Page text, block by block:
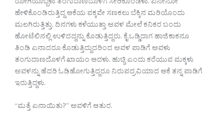
ರೋಗಿಯೊಬ್ಬಳು ತಂಗುದಾಣದೊಳಗೆ ಸೇರಿಕೊಂಡಳು. ಏನೇನೋ
ಹೇಳಿಕೊಂಡಿರುತ್ತಿದ್ದ ಆಕೆಯ ಪಕ್ಕವೇ ಸಣಕಲು ಬೆಕ್ಕಿನ ಮರಿಯೊಂದು
ಮಲಗಿರುತ್ತಿತ್ತು. ದಿನಗಳು ಕಳೆಯುತ್ತಾ ಅವಳ ಮೇಲೆ ಕನಿಕರ ಬಂದು
ಹೋಟೆಲಿನಲ್ಲಿ ಉಳಿದದ್ದನ್ನು ಕೊಡುತ್ತಿದ್ದರು. ಕೈ ಒಡ್ಡಿದಾಗ ಹಾಜಿಕಾಕನೂ
ತಿಂಡಿ ಏನಾದರೂ ಕೊಡುತ್ತಿದ್ದುದರಿಂದ ಅವಳ ಪಾಡಿಗೆ ಅವಳು
ತಂಗುದಾಣದೊಳಗೆ ಖಾಯಂ ಆದಳು. ಹುಚ್ಚಿ ಎಂದು ಕರೆಯುವ ಮಕ್ಕಳು
ಅವಳನ್ನು ಹೆದರಿ ಓಡಿಹೋಗುತ್ತಿದ್ದರೂ ನಿರುಪದ್ರವಿಯಾದ ಆಕೆ ತನ್ನ ಪಾಡಿಗೆ
ಇರುತ್ತಿದ್ದಳು.
“ಮತ್ತೆ ಏನಾಯಿತು?” ಅವಳಿಗೆ ಆತುರ.